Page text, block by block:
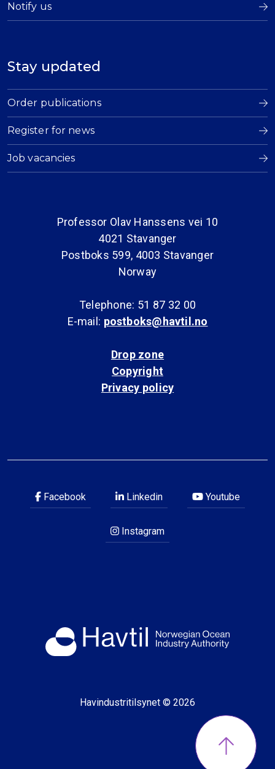
Notify us
Stay updated
Order publications
Register for news
Job vacancies
Professor Olav Hanssens vei 10
4021 Stavanger
Postboks 599, 4003 Stavanger
Norway
Telephone: 51 87 32 00
E-mail: postboks@havtil.no
Drop zone
Copyright
Privacy policy
Facebook Linkedin Youtube
Instagram
Havindustritilsynet © 2026